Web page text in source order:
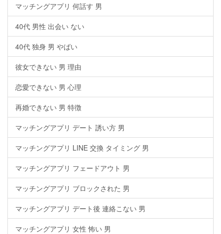
マッチングアプリ 何話す 男
40代 男性 出会い ない
40代 独身 男 やばい
彼女できない 男 理由
恋愛できない 男 心理
再婚できない 男 特徴
マッチングアプリ デート 誘い方 男
マッチングアプリ LINE 交換 タイミング 男
マッチングアプリ フェードアウト 男
マッチングアプリ ブロックされた 男
マッチングアプリ デート後 連絡こない 男
マッチングアプリ 女性 怖い 男